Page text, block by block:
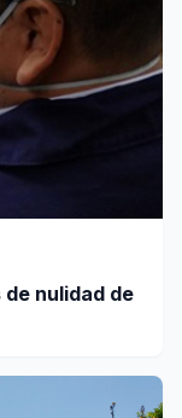
nulidad de